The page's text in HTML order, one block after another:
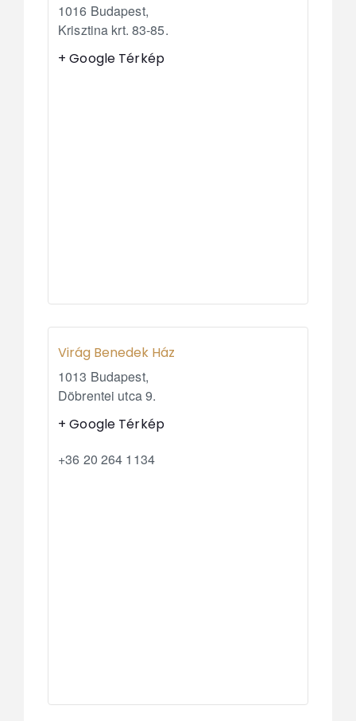
1016 Budapest,
Krisztina krt. 83-85.
+ Google Térkép
Virág Benedek Ház
1013 Budapest,
Döbrentei utca 9.
+ Google Térkép
+36 20 264 1134